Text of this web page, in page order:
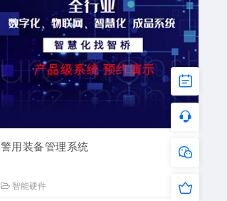
警用装备管理系统
智能硬件